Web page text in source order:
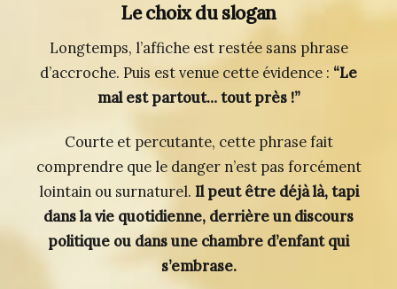
Le choix du slogan
Longtemps, l’affiche est restée sans phrase
d’accroche. Puis est venue cette évidence : “Le
mal est partout… tout près !”
Courte et percutante, cette phrase fait
comprendre que le danger n’est pas forcément
lointain ou surnaturel. Il peut être déjà là, tapi
dans la vie quotidienne, derrière un discours
politique ou dans une chambre d’enfant qui
s’embrase.